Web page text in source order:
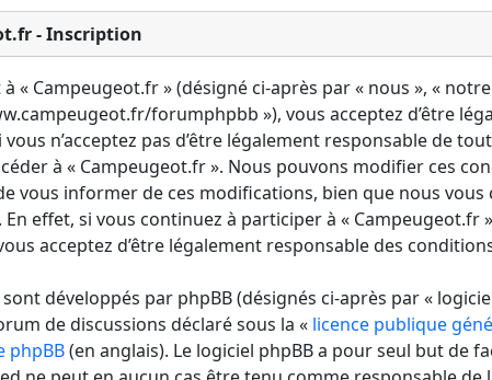
- Inscription
à « Campeugeot.fr » (désigné ci-après par « nous », «
forumphpbb »), vous acceptez d’être
vous n’acceptez pas d’être légalement responsable de
à « Campeugeot.fr ». Nous pouvons modifier ces
vous informer de ces modifications, bien que nous
En effet, si vous continuez à participer à «
acceptez d’être légalement responsable des
développés par phpBB (désignés ci-après par «
de discussions déclaré sous la « licence publique
phpBB(en anglais). Le logiciel phpBB a pour seul but de